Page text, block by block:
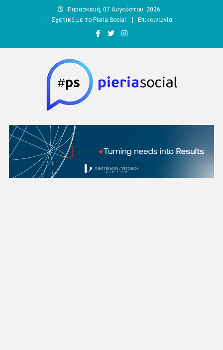
Παρασκευή, 07 Αυγούστου, 2026
Σχετικά με το Pieria Social
Επικοινωνία
Pieria Social